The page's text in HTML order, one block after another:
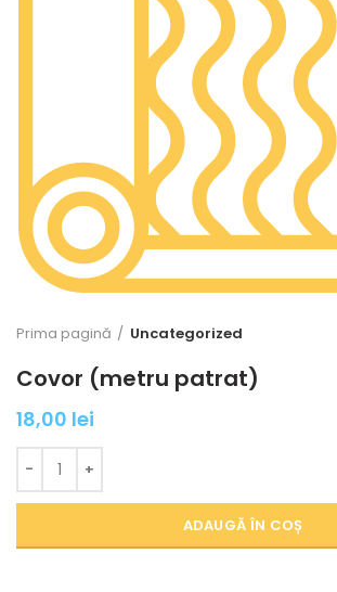
Prima pagină Uncategorized
Covor (metru patrat)
18,00 lei
Cantitate Covor (metru patrat)
ADAUGĂ ÎN COȘ